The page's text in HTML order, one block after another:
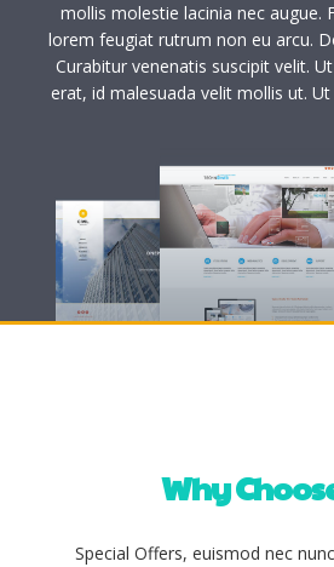
mollis molestie lacinia nec augue.
lorem feugiat rutrum non eu arcu.
Curabitur venenatis suscipit velit.
erat, id malesuada velit mollis ut.
Why
Special Offers, euismod nec